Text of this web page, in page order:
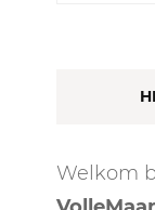
Welkom